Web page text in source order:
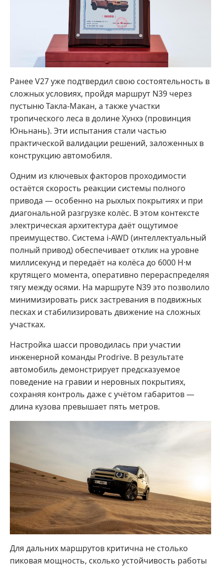
Ранее V27 уже подтвердил свою состоятельность в
сложных условиях, пройдя маршрут N39 через
пустыню Такла-Макан, а также участки
тропического леса в долине Хунхэ (провинция
Юньнань). Эти испытания стали частью
практической валидации решений, заложенных в
конструкцию автомобиля.
Одним из ключевых факторов проходимости
остаётся скорость реакции системы полного
привода — особенно на рыхлых покрытиях и при
диагональной разгрузке колёс. В этом контексте
электрическая архитектура даёт ощутимое
преимущество. Система i-AWD (интеллектуальный
полный привод) обеспечивает отклик на уровне
миллисекунд и передаёт на колёса до 6000 Н·м
крутящего момента, оперативно перераспределяя
тягу между осями. На маршруте N39 это позволило
минимизировать риск застревания в подвижных
песках и стабилизировать движение на сложных
участках.
Настройка шасси проводилась при участии
инженерной команды Prodrive. В результате
автомобиль демонстрирует предсказуемое
поведение на гравии и неровных покрытиях,
сохраняя контроль даже с учётом габаритов —
длина кузова превышает пять метров.
Для дальних маршрутов критична не столько
пиковая мощность, сколько устойчивость работы